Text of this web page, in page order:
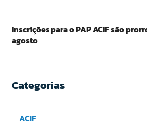
Inscrições para o PAP ACIF são
agosto
Categorias
ACIF